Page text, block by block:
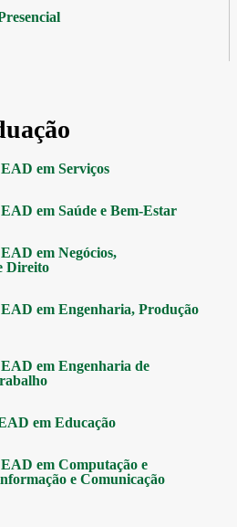
em Serviços
em Saúde e Bem-Estar
em Negócios,
Direito
em Engenharia, Produção
em Engenharia de
em Educação
em Computação e
e Comunicação